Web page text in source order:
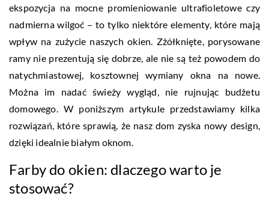
ekspozycja na mocne promieniowanie ultrafioletowe czy
nadmierna wilgoć – to tylko niektóre elementy, które mają
wpływ na zużycie naszych okien. Zżółknięte, porysowane
ramy nie prezentują się dobrze, ale nie są też powodem do
natychmiastowej, kosztownej wymiany okna na nowe.
Można im nadać świeży wygląd, nie rujnując budżetu
domowego. W poniższym artykule przedstawiamy kilka
rozwiązań, które sprawią, że nasz dom zyska nowy design,
dzięki idealnie białym oknom.
Farby do okien: dlaczego warto je
stosować?